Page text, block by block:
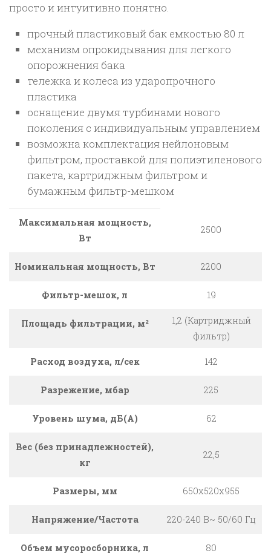
просто и интуитивно понятно.
прочный пластиковый бак емкостью 80 л
механизм опрокидывания для легкого
опорожнения бака
тележка и колеса из ударопрочного
пластика
оснащение двумя турбинами нового
поколения с индивидуальным управлением
возможна комплектация нейлоновым
фильтром, проставкой для полиэтиленового
пакета, картриджным фильтром и
бумажным фильтр-мешком
Максимальная мощность,
Вт
2500
Номинальная мощность, Вт 2200
Фильтр-мешок, л 19
Площадь фильтрации, м²
1,2 (Картриджный
фильтр)
Расход воздуха, л/сек 142
Разрежение, мбар 225
Уровень шума, дБ(А) 62
Вес (без принадлежностей),
кг
22,5
Размеры, мм 650x520x955
Напряжение/Частота 220-240 В~ 50/60 Гц
Объем мусоросборника, л 80